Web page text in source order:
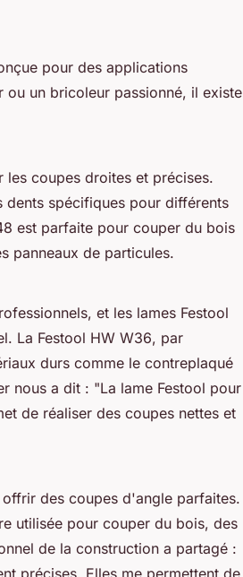
pour des applications
ou un bricoleur passionné, il existe
les coupes droites et précises.
dents spécifiques pour différents
est parfaite pour couper du bois
panneaux de particules.
et les lames Festool
La Festool HW W36, par
durs comme le contreplaqué
nous a dit : "La lame Festool pour
de réaliser des coupes nettes et
des coupes d'angle parfaites.
utilisée pour couper du bois, des
de la construction a partagé :
précises. Elles me permettent de